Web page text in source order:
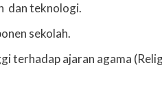
dan teknologi.
sekolah.
terhadap ajaran agama